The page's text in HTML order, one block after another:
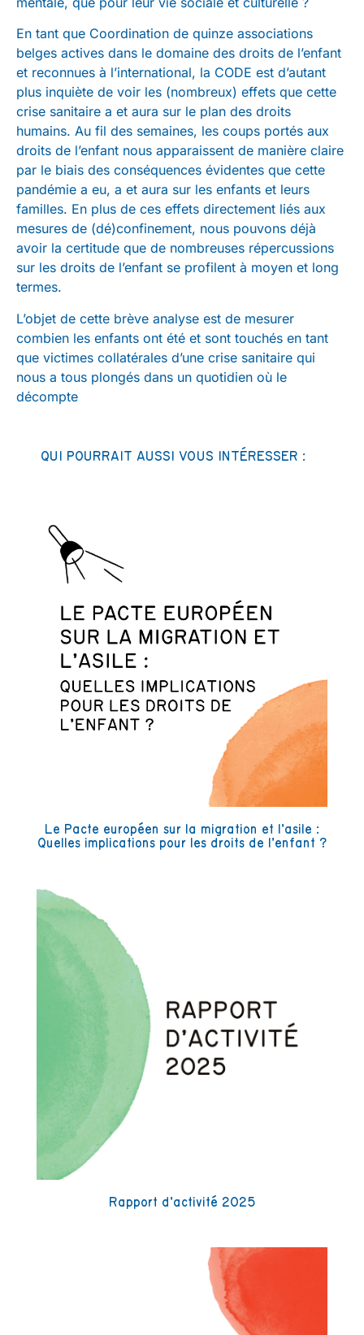
En tant que Coordination de quinze associations
belges actives dans le domaine des droits de l’enfant
et reconnues à l’international, la CODE est d’autant
plus inquiète de voir les (nombreux) effets que cette
crise sanitaire a et aura sur le plan des droits
humains. Au fil des semaines, les coups portés aux
droits de l’enfant nous apparaissent de manière claire
par le biais des conséquences évidentes que cette
pandémie a eu, a et aura sur les enfants et leurs
familles. En plus de ces effets directement liés aux
mesures de (dé)confinement, nous pouvons déjà
avoir la certitude que de nombreuses répercussions
sur les droits de l’enfant se profilent à moyen et long
termes.
L’objet de cette brève analyse est de mesurer
combien les enfants ont été et sont touchés en tant
que victimes collatérales d’une crise sanitaire qui
nous a tous plongés dans un quotidien où le
décompte
QUI POURRAIT AUSSI VOUS INTÉRESSER :
Le Pacte européen sur la migration et l’asile :
Quelles implications pour les droits de l’enfant ?
Rapport d’activité 2025